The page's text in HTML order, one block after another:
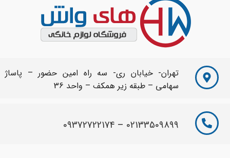
تهران- خیابان ری- سه راه امین حضور – پاساژ
سهامی – طبقه زیر همکف – واحد 36
02133509899
–
09372722174